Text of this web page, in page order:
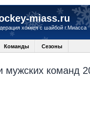
miass.ru
хоккея с шайбой г.Миасса
Команды Сезоны
команд